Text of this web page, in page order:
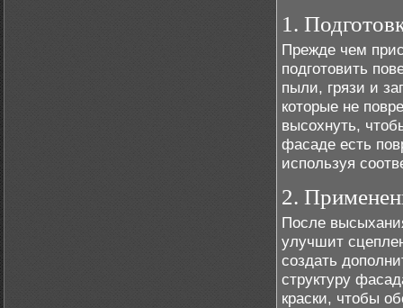
1.
Прежде чем
подготовить
пыли, грязи и
которые не
высохнуть,
фасаде есть
используя
2.
После
улучшит
создать
структуру
краски, чтобы